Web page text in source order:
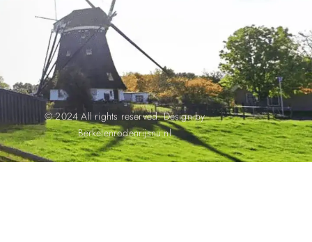
© 2024 All rights reserved. Design by
Berkelenrodenrijsnu.nl